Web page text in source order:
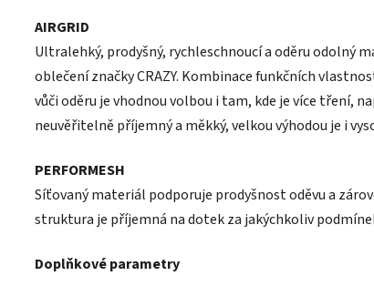
AIRGRID
Ultralehký, prodyšný, rychleschnoucí a oděru odolný
oblečení značky CRAZY. Kombinace funkčních
vůči oděru je vhodnou volbou i tam, kde je více tření,
neuvěřitelně příjemný a měkký, velkou výhodou je i
PERFORMESH
Síťovaný materiál podporuje prodyšnost oděvu a
struktura je příjemná na dotek za jakýchkoliv
Doplňkové parametry